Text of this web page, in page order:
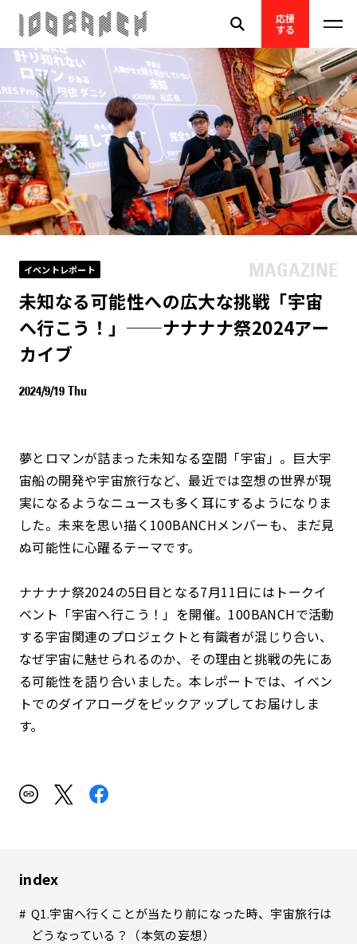
応援
する
イベントレポート
未知なる可能性への広大な挑戦「宇宙
へ行こう！」──ナナナナ祭2024アー
カイブ
2024/9/19 Thu
夢とロマンが詰まった未知なる空間「宇宙」。巨大宇
宙船の開発や宇宙旅行など、最近では空想の世界が現
実になるようなニュースも多く耳にするようになりま
した。未来を思い描く100BANCHメンバーも、まだ見
ぬ可能性に心躍るテーマです。
ナナナナ祭2024の5日目となる7月11日にはトークイ
ベント「宇宙へ行こう！」を開催。100BANCHで活動
する宇宙関連のプロジェクトと有識者が混じり合い、
なぜ宇宙に魅せられるのか、その理由と挑戦の先にあ
る可能性を語り合いました。本レポートでは、イベン
トでのダイアローグをピックアップしてお届けしま
す。
index
Q1.宇宙へ行くことが当たり前になった時、宇宙旅行は
どうなっている？（本気の妄想）